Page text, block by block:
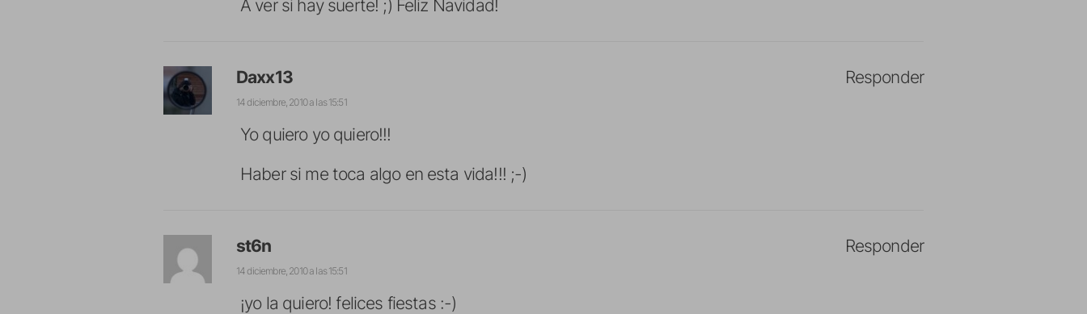
A ver si hay suerte! ;) Feliz Navidad!
Daxx13
14 diciembre, 2010 a las 15:51
Yo quiero yo quiero!!!
Haber si me toca algo en esta vida!!! ;-)
Responder
st6n
14 diciembre, 2010 a las 15:51
¡yo la quiero! felices fiestas :-)
Responder